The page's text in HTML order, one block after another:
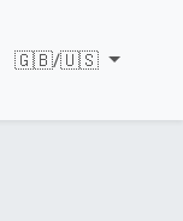
🇬🇧/🇺🇸